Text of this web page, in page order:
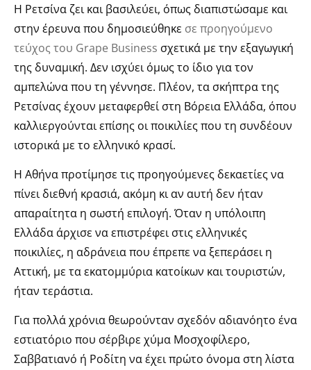
Η Ρετσίνα ζει και βασιλεύει, όπως διαπιστώσαμε και
στην έρευνα που δημοσιεύθηκε σε προηγούμενο
τεύχος του Grape Business σχετικά με την εξαγωγική
της δυναμική. Δεν ισχύει όμως το ίδιο για τον
αμπελώνα που τη γέννησε. Πλέον, τα σκήπτρα της
Ρετσίνας έχουν μεταφερθεί στη Βόρεια Ελλάδα, όπου
καλλιεργούνται επίσης οι ποικιλίες που τη συνδέουν
ιστορικά με το ελληνικό κρασί.
Η Αθήνα προτίμησε τις προηγούμενες δεκαετίες να
πίνει διεθνή κρασιά, ακόμη κι αν αυτή δεν ήταν
απαραίτητα η σωστή επιλογή. Όταν η υπόλοιπη
Ελλάδα άρχισε να επιστρέφει στις ελληνικές
ποικιλίες, η αδράνεια που έπρεπε να ξεπεράσει η
Αττική, με τα εκατομμύρια κατοίκων και τουριστών,
ήταν τεράστια.
Για πολλά χρόνια θεωρούνταν σχεδόν αδιανόητο ένα
εστιατόριο που σέρβιρε χύμα Μοσχοφίλερο,
Σαββατιανό ή Ροδίτη να έχει πρώτο όνομα στη λίστα